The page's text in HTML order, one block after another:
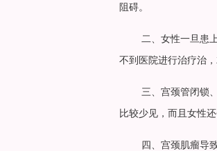
阻碍。
二、女性一旦患
不到医院进行治疗治
三、宫颈管闭锁
比较少见，而且女性
四、宫颈肌瘤导